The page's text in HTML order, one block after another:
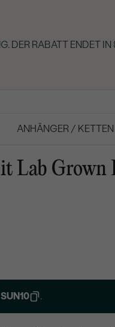
DER RABATT ENDET IN
ANHÄNGER / KETTEN
Lab Grown
SUN10 .